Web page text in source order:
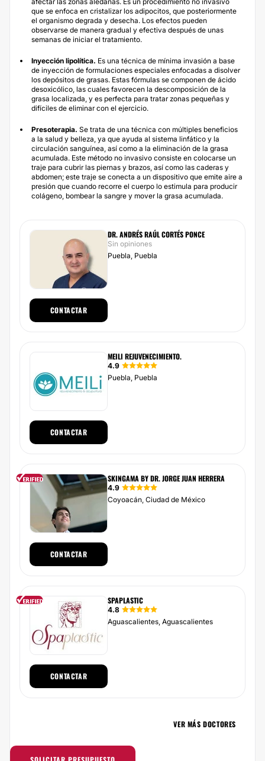
que se enfoca en cristalizar los adipocitos, que posteriormente
el organismo degrada y desecha. Los efectos pueden
observarse de manera gradual y efectiva después de unas
semanas de iniciar el tratamiento.
Inyección lipolítica. Es una técnica de mínima invasión a base
de inyección de formulaciones especiales enfocadas a disolver
los depósitos de grasas. Estas fórmulas se componen de ácido
desoxicólico, las cuales favorecen la descomposición de la
grasa localizada, y es perfecta para tratar zonas pequeñas y
difíciles de eliminar con el ejercicio.
Presoterapia. Se trata de una técnica con múltiples beneficios
a la salud y belleza, ya que ayuda al sistema linfático y la
circulación sanguínea, así como a la eliminación de la grasa
acumulada. Este método no invasivo consiste en colocarse un
traje para cubrir las piernas y brazos, así como las caderas y
abdomen; este traje se conecta a un dispositivo que emite aire a
presión que cuando recorre el cuerpo lo estimula para producir
colágeno, bombear la sangre y mover la grasa acumulada.
DR. ANDRÉS RAÚL CORTÉS PONCE
Sin opiniones
Puebla, Puebla
CONTACTAR
MEILI REJUVENECIMIENTO.
4.9
Puebla, Puebla
CONTACTAR
SKINGAMA BY DR. JORGE JUAN HERRERA
4.9
Coyoacán, Ciudad de México
CONTACTAR
SPAPLASTIC
4.8
Aguascalientes, Aguascalientes
CONTACTAR
VER MÁS DOCTORES